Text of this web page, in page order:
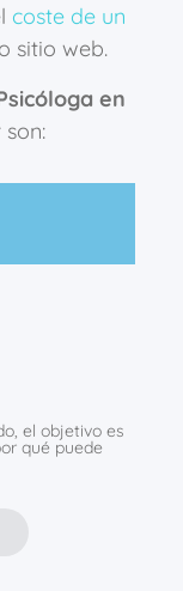
coste de un
sitio web.
en
son:
el objetivo es
qué puede